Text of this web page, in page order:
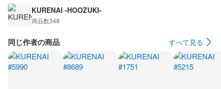
KURENAI -HOOZUKI-
商品数348
同じ作者の商品 すべて見る